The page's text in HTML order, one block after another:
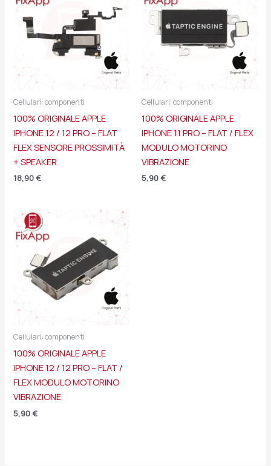
Cellulari: componenti
100% ORIGINALE APPLE
IPHONE 12 / 12 PRO – FLAT
FLEX SENSORE PROSSIMITÀ
+ SPEAKER
18,90 €
Cellulari: componenti
100% ORIGINALE APPLE
IPHONE 11 PRO – FLAT / FLEX
MODULO MOTORINO
VIBRAZIONE
5,90 €
Cellulari: componenti
100% ORIGINALE APPLE
IPHONE 12 / 12 PRO – FLAT /
FLEX MODULO MOTORINO
VIBRAZIONE
5,90 €